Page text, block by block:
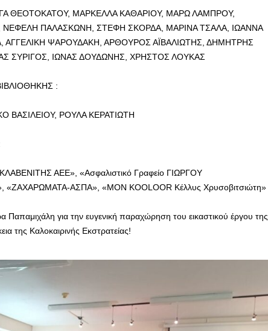
ΘΕΟΤΟΚΑΤΟΥ, ΜΑΡΚΕΛΛΑ ΚΑΘΑΡΙΟΥ, ΜΑΡΩ ΛΑΜΠΡΟΥ,
ΝΕΦΕΛΗ ΠΑΛΑΣΚΩΝΗ, ΣΤΕΦΗ ΣΚΟΡΔΑ, ΜΑΡΙΝΑ ΤΣΑΛΑ, ΙΩΑΝΝΑ
ΑΓΓΕΛΙΚΗ ΨΑΡΟΥΔΑΚΗ, ΑΡΘΟΥΡΟΣ ΑΪΒΑΛΙΩΤΗΣ, ΔΗΜΗΤΡΗΣ
ΣΥΡΙΓΟΣ, ΙΩΝΑΣ ΔΟΥΔΩΝΗΣ, ΧΡΗΣΤΟΣ ΛΟΥΚΑΣ
:
ΒΑΣΙΛΕΙΟΥ, ΡΟΥΛΑ ΚΕΡΑΤΙΩΤΗ
ΑΕΕ», «Ασφαλιστικό Γραφείο ΓΙΩΡΓΟΥ
ΑΣΠΑ», «ΜON KOOLOOR Κέλλυς Χρυσοβιτσιώτη»
Παπαμιχάλη για την ευγενική παραχώρηση του εικαστικού έργου της
της Καλοκαιρινής Εκστρατείας!